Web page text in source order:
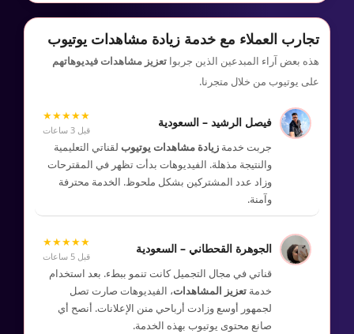
تجارب العملاء مع خدمة زيادة مشاهدات يوتيوب
هذه بعض آراء المبدعين الذين جربوا تعزيز مشاهدات فيديوهاتهم
على يوتيوب من خلال متجرنا.
فيصل الرشيد – السعودية ★★★★★
قبل 3 ساعات
جربت خدمة زيادة مشاهدات يوتيوب لقناتي التعليمية
والنتيجة مذهلة. الفيديوهات بدأت تظهر في المقترحات
وزاد عدد المشتركين بشكل ملحوظ. الخدمة محترفة
وآمنة.
الجوهرة القحطاني – السعودية ★★★★★
قبل 5 ساعات
قناتي في مجال التجميل كانت تنمو ببطء. بعد استخدام
خدمة تعزيز المشاهدات، الفيديوهات صارت تصل
لجمهور أوسع وزادت أرباحي منن الإعلانات. أنصح أي
صانع محتوى يوتيوب بهذه الخدمة.